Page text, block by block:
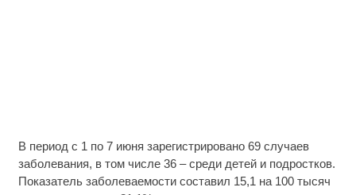
В период с 1 по 7 июня зарегистрировано 69 случаев
заболевания, в том числе 36 – среди детей и подростков.
Показатель заболеваемости составил 15,1 на 100 тысяч